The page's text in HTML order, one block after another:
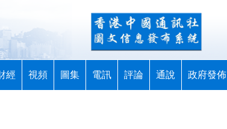
經 視頻 圖集 電訊 評論 通說 政府發佈